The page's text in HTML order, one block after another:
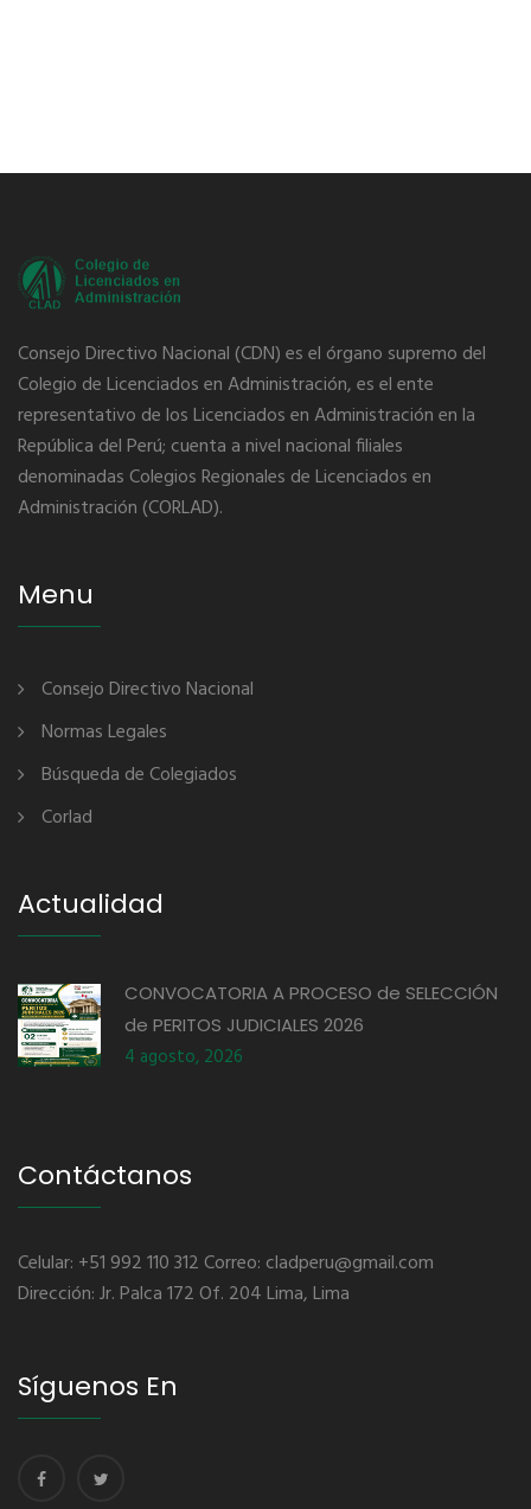
Consejo Directivo Nacional (CDN) es el órgano supremo del
Colegio de Licenciados en Administración, es el ente
representativo de los Licenciados en Administración en la
República del Perú; cuenta a nivel nacional filiales
denominadas Colegios Regionales de Licenciados en
Administración (CORLAD).
Menu
Consejo Directivo Nacional
Normas Legales
Búsqueda de Colegiados
Corlad
Actualidad
CONVOCATORIA A PROCESO de SELECCIÓN
de PERITOS JUDICIALES 2026
4 agosto, 2026
Contáctanos
Celular: +51 992 110 312 Correo: cladperu@gmail.com
Dirección: Jr. Palca 172 Of. 204 Lima, Lima
Síguenos En